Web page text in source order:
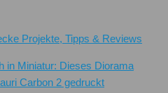
Projekte, Tipps & Reviews
in Miniatur: Dieses Diorama
Carbon 2 gedruckt